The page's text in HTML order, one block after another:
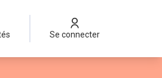
Se connecter